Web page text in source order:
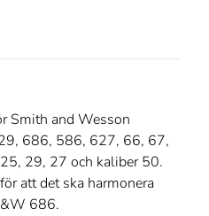
Smith and Wesson
686, 586, 627, 66, 67,
29, 27 och kaliber 50.
att det ska harmonera
686.